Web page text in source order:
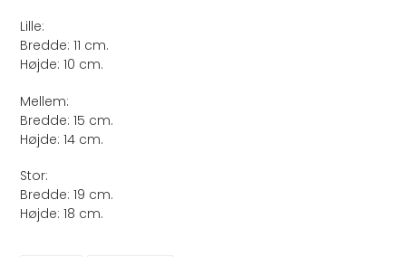
Lille:
Bredde: 11 cm.
Højde: 10 cm.
Mellem:
Bredde: 15 cm.
Højde: 14 cm.
Stor:
Bredde: 19 cm.
Højde: 18 cm.